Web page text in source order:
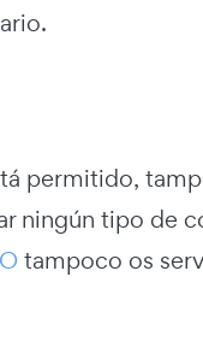
permitido,
ningún tipo de
tampoco os